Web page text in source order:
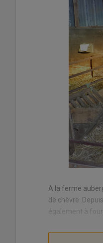
A la ferme
de chèvre.
également à